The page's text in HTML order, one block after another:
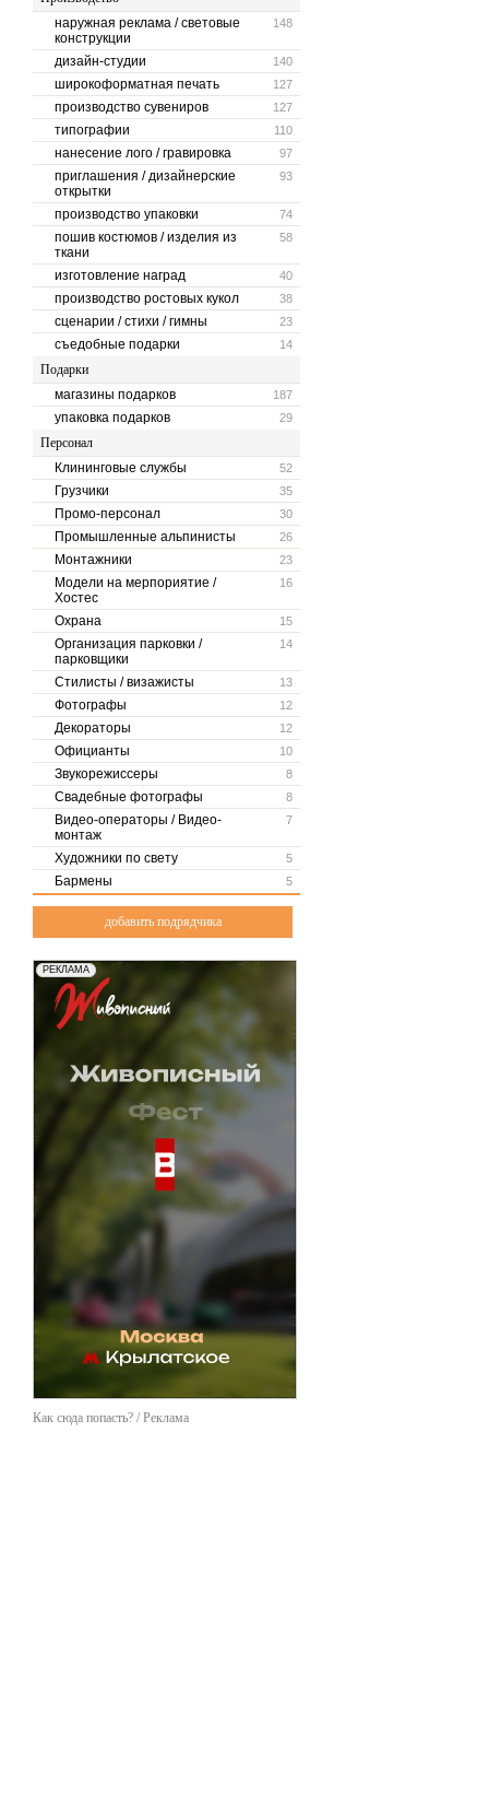
148
наружная реклама / световые
конструкции
140
дизайн-студии
127
широкоформатная печать
127
производство сувениров
110
типографии
97
нанесение лого / гравировка
93
приглашения / дизайнерские
открытки
74
производство упаковки
58
пошив костюмов / изделия из
ткани
40
изготовление наград
38
производство ростовых кукол
23
сценарии / стихи / гимны
14
съедобные подарки
Подарки
187
магазины подарков
29
упаковка подарков
Персонал
52
Клининговые службы
35
Грузчики
30
Промо-персонал
26
Промышленные альпинисты
23
Монтажники
16
Модели на мерпориятие /
Хостес
15
Охрана
14
Организация парковки /
парковщики
13
Стилисты / визажисты
12
Фотографы
12
Декораторы
10
Официанты
8
Звукорежиссеры
8
Свадебные фотографы
7
Видео-операторы / Видео-
монтаж
5
Художники по свету
5
Бармены
добавить подрядчика
Как сюда попасть? / Реклама